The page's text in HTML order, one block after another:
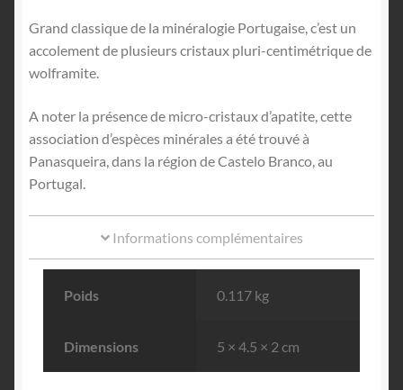
Grand classique de la minéralogie Portugaise, c’est un
accolement de plusieurs cristaux pluri-centimétrique de
wolframite.
A noter la présence de micro-cristaux d’apatite, cette
association d’espèces minérales a été trouvé à
Panasqueira, dans la région de Castelo Branco, au
Portugal.
Informations complémentaires
Poids 0.117 kg
Dimensions 5 × 4.5 × 2 cm